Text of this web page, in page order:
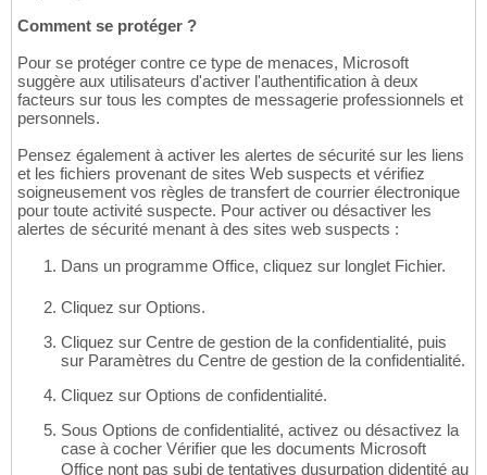
Comment se protéger ?
Pour se protéger contre ce type de menaces, Microsoft
suggère aux utilisateurs d'activer l'authentification à deux
facteurs sur tous les comptes de messagerie professionnels et
personnels.
Pensez également à activer les alertes de sécurité sur les liens
et les fichiers provenant de sites Web suspects et vérifiez
soigneusement vos règles de transfert de courrier électronique
pour toute activité suspecte. Pour activer ou désactiver les
alertes de sécurité menant à des sites web suspects :
Dans un programme Office, cliquez sur longlet Fichier.
Cliquez sur Options.
Cliquez sur Centre de gestion de la confidentialité, puis
sur Paramètres du Centre de gestion de la confidentialité.
Cliquez sur Options de confidentialité.
Sous Options de confidentialité, activez ou désactivez la
case à cocher Vérifier que les documents Microsoft
Office nont pas subi de tentatives dusurpation didentité au